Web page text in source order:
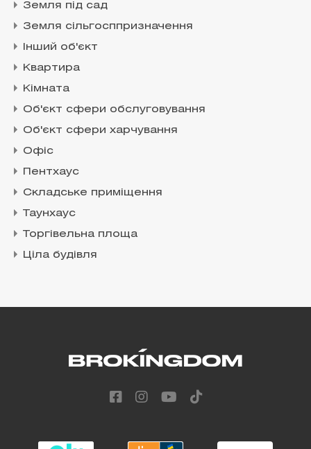
Земля під сад
Земля сільгосппризначення
Інший об'єкт
Квартира
Кімната
Об'єкт сфери обслуговування
Об'єкт сфери харчування
Офіс
Пентхаус
Складське приміщення
Таунхаус
Торгівельна площа
Ціла будівля